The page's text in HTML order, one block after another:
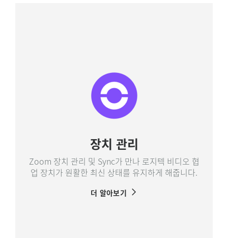
장치 관리
Zoom 장치 관리 및 Sync가 만나 로지텍 비디오 협
업 장치가 원활한 최신 상태를 유지하게 해줍니다.
더 알아보기